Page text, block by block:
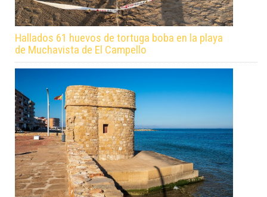
Hallados 61 huevos de tortuga boba en la playa
de Muchavista de El Campello